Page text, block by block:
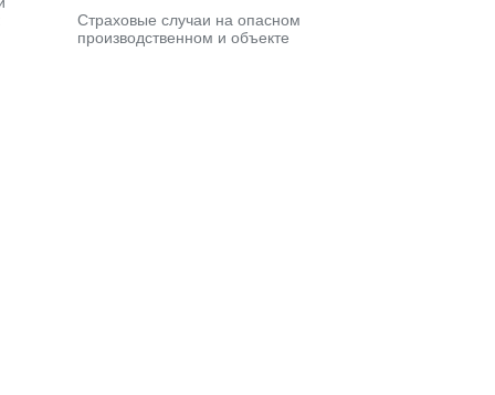
Страховые случаи на опасном
производственном и объекте